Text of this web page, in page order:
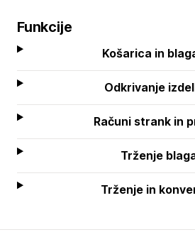
Funkcije
Košarica in
Odkrivanje
Računi strank in
Trženje
Trženje in